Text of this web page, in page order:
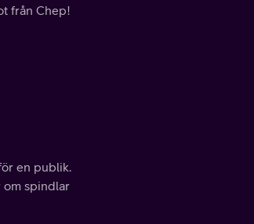
från Chep!
en publik.
om spindlar